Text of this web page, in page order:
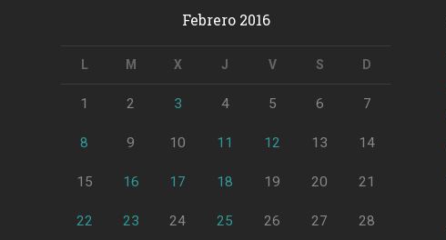
Febrero 2016
L M X J V S D
1 2 3 4 5 6 7
8 9 10 11 12 13 14
15 16 17 18 19 20 21
22 23 24 25 26 27 28